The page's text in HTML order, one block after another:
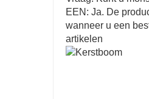
EEN: Ja. De
wanneer u een
artikelen